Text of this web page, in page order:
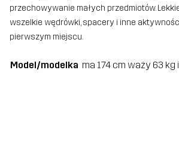
przechowywanie małych przedmiotów.
wszelkie wędrówki, spacery i inne
pierwszym miejscu.
Model/modelka ma 174 cm waży 63 kg